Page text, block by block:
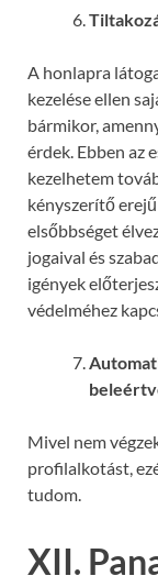
A honlapra
kezelése ellen
bármikor,
érdek. Ebben az
kezelhetem
kényszerítő
elsőbbséget
jogaival és
igények
védelméhez
Mivel nem
profilalkotást,
tudom.
XII.